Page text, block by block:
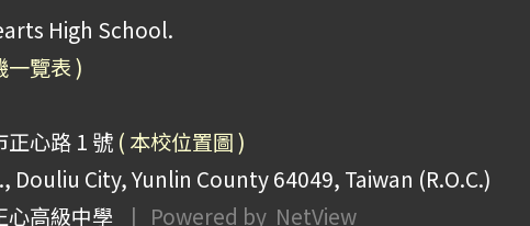
High School.
一覽表 )
心路 1 號 ( 本校位置圖 )
Douliu City, Yunlin County 64049, Taiwan (R.O.C.)
心高級中學 | Powered by NetView